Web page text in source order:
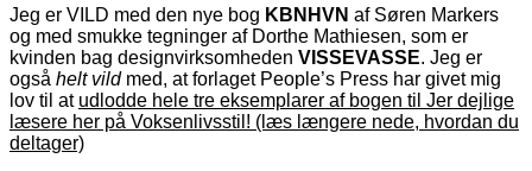
Jeg er VILD med den nye bog KBNHVN af Søren Markers
og med smukke tegninger af Dorthe Mathiesen, som er
kvinden bag designvirksomheden VISSEVASSE. Jeg er
også helt vild med, at forlaget People’s Press har givet mig
lov til at udlodde hele tre eksemplarer af bogen til Jer dejlige
læsere her på Voksenlivsstil! (læs længere nede, hvordan du
deltager)